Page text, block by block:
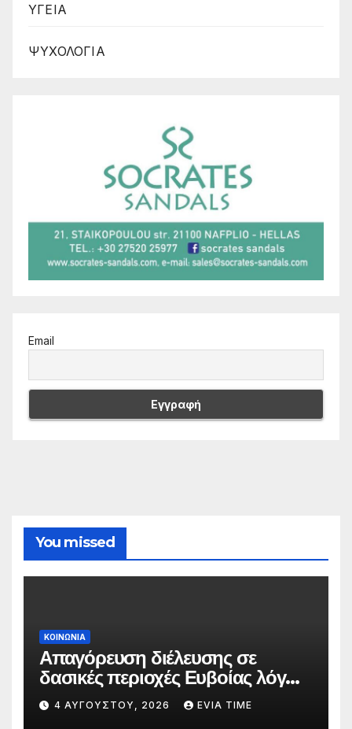
ΥΓΕΙΑ
ΨΥΧΟΛΟΓΙΑ
Email
You missed
ΚΟΙΝΩΝΙΑ
Απαγόρευση διέλευσης σε
δασικές περιοχές Ευβοίας λόγω
πολύ υψηλού κινδύνου
πυρκαγιάς
4 ΑΥΓΟΎΣΤΟΥ, 2026 EVIA TIME